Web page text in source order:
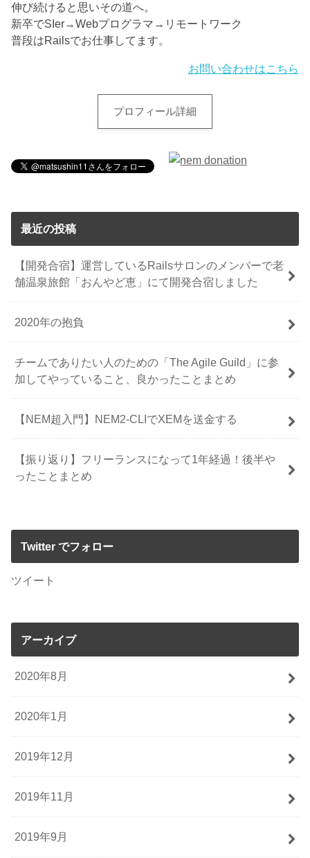
伸び続けると思いその道へ。
新卒でSIer→Webプログラマ→リモートワーク
普段はRailsでお仕事してます。
お問い合わせはこちら
プロフィール詳細
最近の投稿
【開発合宿】運営しているRailsサロンのメンバーで老
舗温泉旅館「おんやど恵」にて開発合宿しました
2020年の抱負
チームでありたい人のための「The Agile Guild」に参
加してやっていること、良かったことまとめ
【NEM超入門】NEM2-CLIでXEMを送金する
【振り返り】フリーランスになって1年経過！後半や
ったことまとめ
Twitter でフォロー
ツイート
アーカイブ
2020年8月
2020年1月
2019年12月
2019年11月
2019年9月